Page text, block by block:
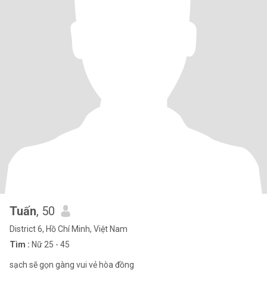
Tuấn, 50
District 6, Hồ Chí Minh, Việt Nam
Tìm : Nữ 25 - 45
sạch sẽ gọn gàng vui vẻ hòa đồng